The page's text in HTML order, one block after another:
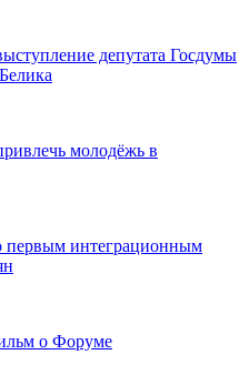
депутата Госдумы
молодёжь в
первым интеграционным
о Форуме